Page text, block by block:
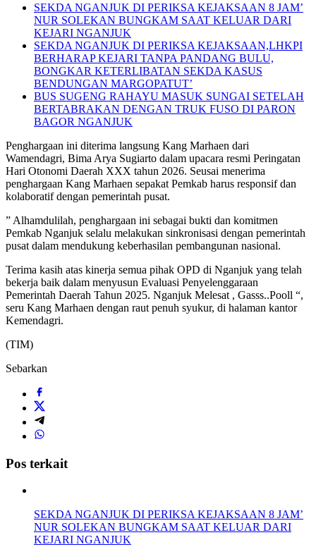
SEKDA NGANJUK DI PERIKSA KEJAKSAAN 8 JAM’
NUR SOLEKAN BUNGKAM SAAT KELUAR DARI
KEJARI NGANJUK
SEKDA NGANJUK DI PERIKSA KEJAKSAAN,LHKPI
BERHARAP KEJARI TANPA PANDANG BULU,
BONGKAR KETERLIBATAN SEKDA KASUS
BENDUNGAN MARGOPATUT’
BUS SUGENG RAHAYU MASUK SUNGAI SETELAH
BERTABRAKAN DENGAN TRUK FUSO DI PARON
BAGOR NGANJUK
Penghargaan ini diterima langsung Kang Marhaen dari
Wamendagri, Bima Arya Sugiarto dalam upacara resmi Peringatan
Hari Otonomi Daerah XXX tahun 2026. Seusai menerima
penghargaan Kang Marhaen sepakat Pemkab harus responsif dan
kolaboratif dengan pemerintah pusat.
” Alhamdulilah, penghargaan ini sebagai bukti dan komitmen
Pemkab Nganjuk selalu melakukan sinkronisasi dengan pemerintah
pusat dalam mendukung keberhasilan pembangunan nasional.
Terima kasih atas kinerja semua pihak OPD di Nganjuk yang telah
bekerja baik dalam menyusun Evaluasi Penyelenggaraan
Pemerintah Daerah Tahun 2025. Nganjuk Melesat , Gasss..Pooll “,
seru Kang Marhaen dengan raut penuh syukur, di halaman kantor
Kemendagri.
(TIM)
Sebarkan
Pos terkait
SEKDA NGANJUK DI PERIKSA KEJAKSAAN 8 JAM’
NUR SOLEKAN BUNGKAM SAAT KELUAR DARI
KEJARI NGANJUK